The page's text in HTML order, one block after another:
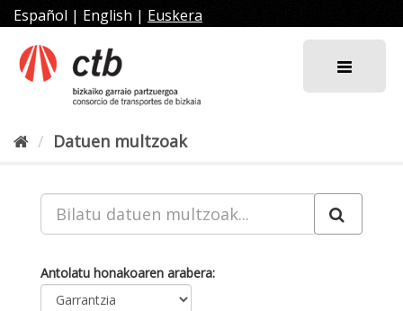
Joan
edukira
Español | English | Euskera
Datuen multzoak
Antolatu honakoaren arabera